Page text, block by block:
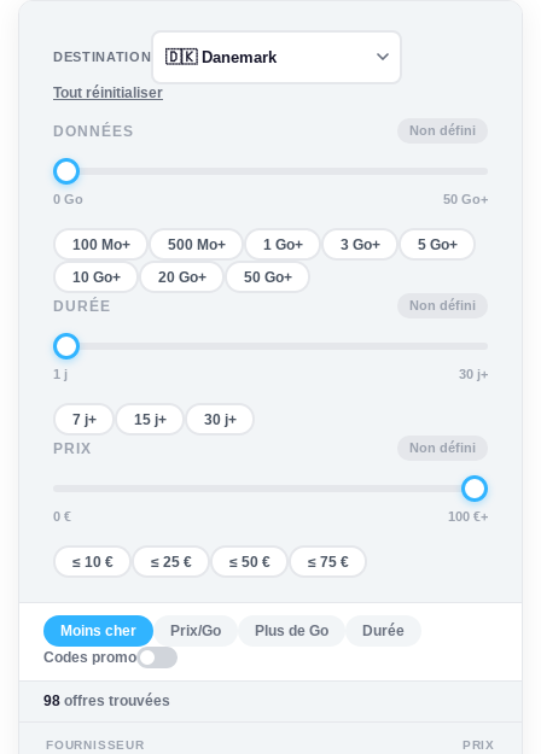
DESTINATION
Tout réinitialiser
DONNÉES Non défini
0 Go 50 Go+
100 Mo+ 500 Mo+ 1 Go+ 3 Go+ 5 Go+
10 Go+ 20 Go+
50 Go+
DURÉE
Non défini
1 j 30 j+
7 j+ 15 j+
30 j+
PRIX
Non défini
0 € 100 €+
≤ 10 € ≤ 25 € ≤ 50 € ≤ 75 €
Moins cher Prix/Go Plus de Go
Durée
Codes promo
98 offres trouvées
FOURNISSEUR PRIX